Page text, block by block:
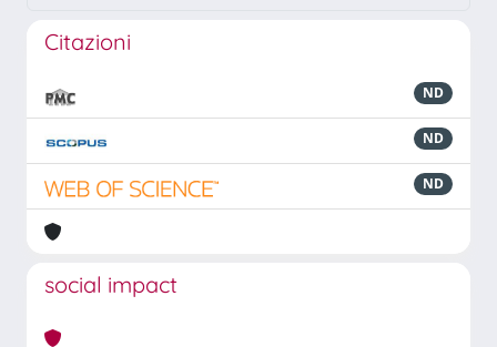
Citazioni
ND
ND
ND
social impact